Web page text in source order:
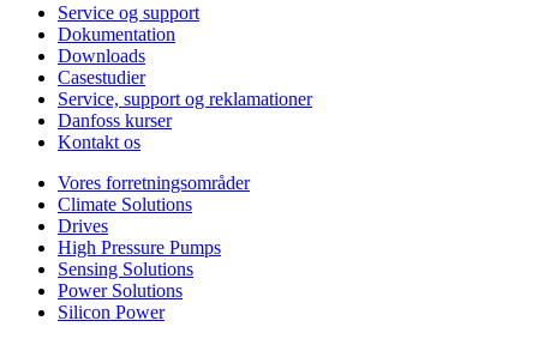
Service og support
Dokumentation
Downloads
Casestudier
Service, support og reklamationer
Danfoss kurser
Kontakt os
Vores forretningsområder
Climate Solutions
Drives
High Pressure Pumps
Sensing Solutions
Power Solutions
Silicon Power